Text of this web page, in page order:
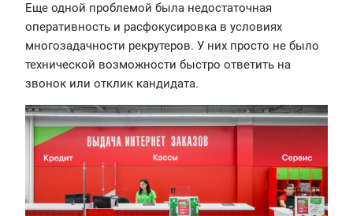
Еще одной проблемой была недостаточная
оперативность и расфокусировка в условиях
многозадачности рекрутеров. У них просто не было
технической возможности быстро ответить на
звонок или отклик кандидата.